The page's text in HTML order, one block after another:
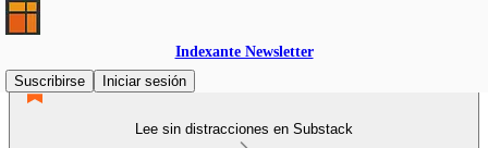
Indexante Newsletter
Suscribirse
Iniciar sesión
Lee sin distracciones en Substack